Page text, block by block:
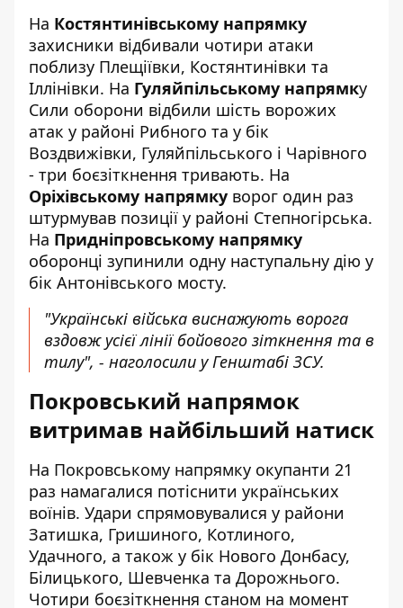
На Костянтинівському напрямку
захисники відбивали чотири атаки
поблизу Плещіївки, Костянтинівки та
Іллінівки. На Гуляйпільському напрямку
Сили оборони відбили шість ворожих
атак у районі Рибного та у бік
Воздвижівки, Гуляйпільського і Чарівного
- три боєзіткнення тривають. На
Оріхівському напрямку ворог один раз
штурмував позиції у районі Степногірська.
На Придніпровському напрямку
оборонці зупинили одну наступальну дію у
бік Антонівського мосту.
"Українські війська виснажують ворога
вздовж усієї лінії бойового зіткнення та в
тилу", - наголосили у Генштабі ЗСУ.
Покровський напрямок
витримав найбільший натиск
На Покровському напрямку окупанти 21
раз намагалися потіснити українських
воїнів. Удари спрямовувалися у райони
Затишка, Гришиного, Котлиного,
Удачного, а також у бік Нового Донбасу,
Білицького, Шевченка та Дорожнього.
Чотири боєзіткнення станом на момент